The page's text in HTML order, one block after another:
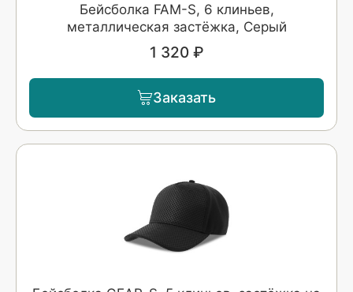
Бейсболка FAM-S, 6 клиньев,
металлическая застёжка, Серый
1 320 ₽
Заказать